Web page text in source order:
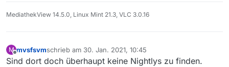
MediathekView 14.5.0, Linux Mint 21.3, VLC 3.0.16
M
Offline
mvsfsvmschrieb am 30. Jan. 2021, 10:45
zuletzt editiert von
Sind dort doch überhaupt keine Nightlys zu finden.